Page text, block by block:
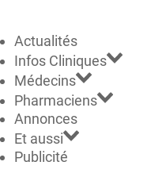
Actualités
Infos Cliniques
Médecins
Pharmaciens
Annonces
Et aussi
Publicité